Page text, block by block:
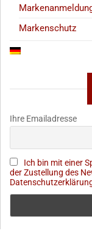
Markenschutz
Ihre Emailadresse
Ich bin mit einer
der Zustellung des